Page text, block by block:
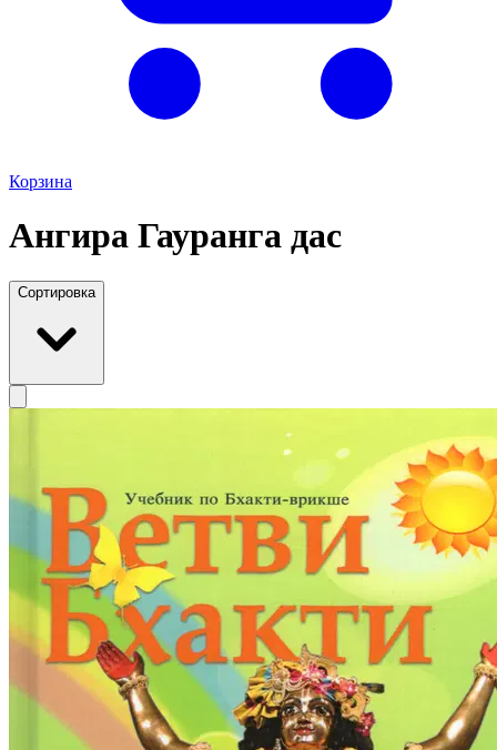
Корзина
Ангира Гауранга дас
Сортировка